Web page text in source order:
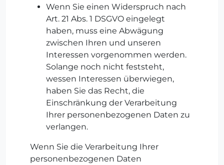
Wenn Sie einen Widerspruch nach
Art. 21 Abs. 1 DSGVO eingelegt
haben, muss eine Abwägung
zwischen Ihren und unseren
Interessen vorgenommen werden.
Solange noch nicht feststeht,
wessen Interessen überwiegen,
haben Sie das Recht, die
Einschränkung der Verarbeitung
Ihrer personenbezogenen Daten zu
verlangen.
Wenn Sie die Verarbeitung Ihrer
personenbezogenen Daten